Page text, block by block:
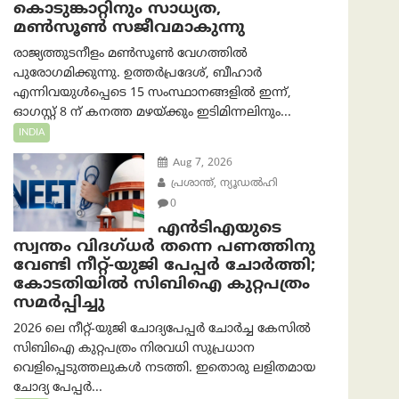
കൊടുങ്കാറ്റിനും സാധ്യത,
മൺസൂൺ സജീവമാകുന്നു
രാജ്യത്തുടനീളം മൺസൂൺ വേഗത്തിൽ
പുരോഗമിക്കുന്നു. ഉത്തർപ്രദേശ്, ബീഹാർ
എന്നിവയുൾപ്പെടെ 15 സംസ്ഥാനങ്ങളിൽ ഇന്ന്,
ഓഗസ്റ്റ് 8 ന് കനത്ത മഴയ്ക്കും ഇടിമിന്നലിനും...
INDIA
Aug 7, 2026
പ്രശാന്ത്, ന്യൂഡല്‍ഹി
0
എൻ‌ടി‌എയുടെ
സ്വന്തം വിദഗ്ധർ തന്നെ പണത്തിനു
വേണ്ടി നീറ്റ്-യു‌ജി പേപ്പർ ചോർത്തി;
കോടതിയില്‍ സിബിഐ കുറ്റപത്രം
സമര്‍പ്പിച്ചു
2026 ലെ നീറ്റ്-യുജി ചോദ്യപേപ്പർ ചോർച്ച കേസിൽ
സിബിഐ കുറ്റപത്രം നിരവധി സുപ്രധാന
വെളിപ്പെടുത്തലുകൾ നടത്തി. ഇതൊരു ലളിതമായ
ചോദ്യ പേപ്പർ...